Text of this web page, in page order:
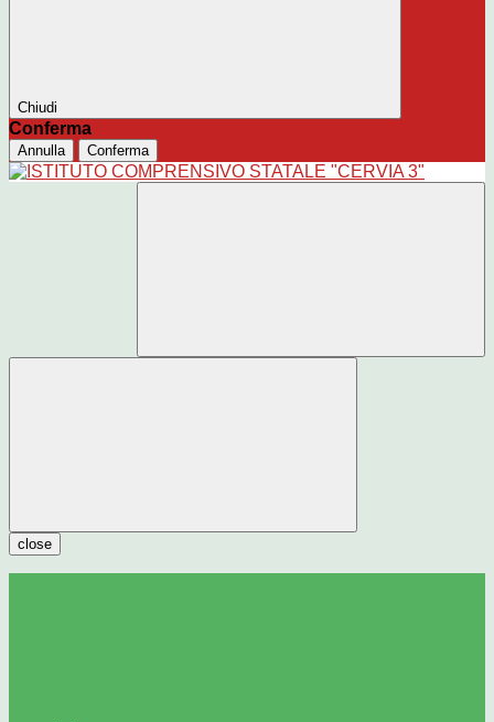
Chiudi
Conferma
Annulla Conferma
close